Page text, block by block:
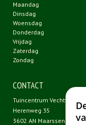
Maandag
Dinsdag
Woensdag
Donderdag
Vrijdag
Zaterdag
Zondag
CONTACT
Tuincentrum Vechtweelde
Herenweg 35
3602 AN Maarssen